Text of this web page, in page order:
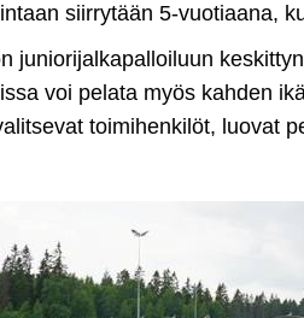
siirrytään 5-vuotiaana,
juniorijalkapalloiluun
voi pelata myös kahden
toimihenkilöt, luovat